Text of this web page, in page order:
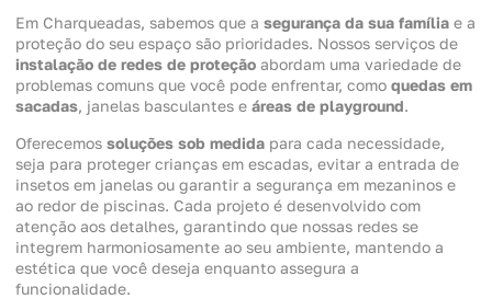
Em Charqueadas, sabemos que a segurança da sua família e a
proteção do seu espaço são prioridades. Nossos serviços de
instalação de redes de proteção abordam uma variedade de
problemas comuns que você pode enfrentar, como quedas em
sacadas, janelas basculantes e áreas de playground.
Oferecemos soluções sob medida para cada necessidade,
seja para proteger crianças em escadas, evitar a entrada de
insetos em janelas ou garantir a segurança em mezaninos e
ao redor de piscinas. Cada projeto é desenvolvido com
atenção aos detalhes, garantindo que nossas redes se
integrem harmoniosamente ao seu ambiente, mantendo a
estética que você deseja enquanto assegura a
funcionalidade.